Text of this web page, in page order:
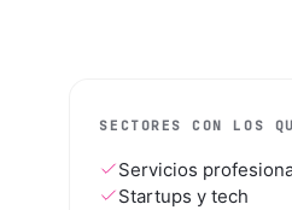
SECTORES CON LOS
Servicios
Startups y tech